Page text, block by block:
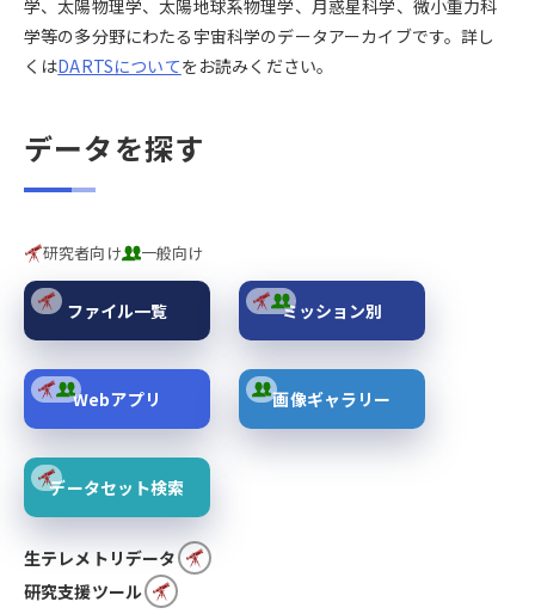
学、太陽物理学、太陽地球系物理学、月惑星科学、微小重力科
学等の多分野にわたる宇宙科学のデータアーカイブです。詳し
くはDARTSについてをお読みください。
データを探す
研究者向け 一般向け
ファイル一覧 ミッション別
Webアプリ 画像ギャラリー
データセット検索
生テレメトリデータ
研究支援ツール